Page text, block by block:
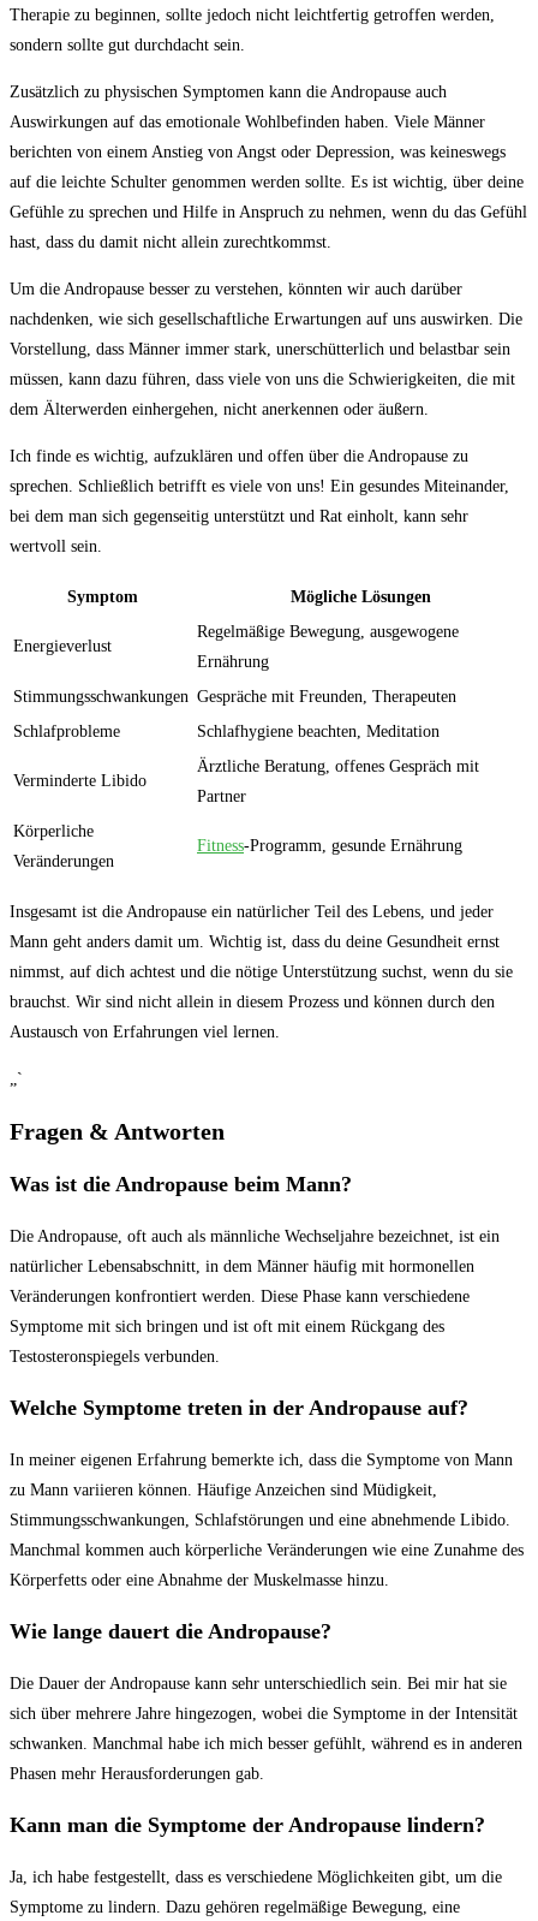
Therapie zu beginnen, sollte ⁣jedoch⁣ nicht leichtfertig getroffen werden,
sondern sollte gut durchdacht ‍sein.
Zusätzlich zu physischen Symptomen kann die Andropause auch
Auswirkungen auf das emotionale Wohlbefinden ⁤haben. Viele Männer
berichten von einem Anstieg‌ von⁤ Angst oder Depression, was keineswegs
auf die leichte⁤ Schulter genommen ​werden sollte. Es ist wichtig, über deine
Gefühle zu sprechen ⁤und Hilfe in ​Anspruch zu nehmen, wenn du das Gefühl
hast, dass du ​damit nicht allein zurechtkommst.
Um die Andropause besser⁤ zu verstehen, könnten wir auch darüber
nachdenken,⁤ wie sich⁣ gesellschaftliche Erwartungen auf uns auswirken. Die
Vorstellung, dass Männer⁢ immer stark, unerschütterlich ⁢und belastbar sein
müssen, kann dazu ‌führen, dass viele von uns die ⁣Schwierigkeiten, die mit
dem Älterwerden einhergehen, nicht⁣ anerkennen oder äußern.
Ich‌ finde es wichtig, aufzuklären und offen über die Andropause zu
sprechen. Schließlich betrifft es viele von uns! Ein gesundes⁤ Miteinander,
bei dem man ‍sich gegenseitig ⁤unterstützt und Rat einholt, kann sehr
wertvoll sein.
Symptom Mögliche Lösungen
Energieverlust
Regelmäßige Bewegung, ⁢ausgewogene
Ernährung
Stimmungsschwankungen Gespräche mit Freunden, Therapeuten
Schlafprobleme
Schlafhygiene beachten, ‌Meditation
Verminderte Libido
Ärztliche ⁣Beratung,⁤ offenes Gespräch mit
Partner
Körperliche
Veränderungen
Fitness-Programm, gesunde Ernährung
Insgesamt ist die Andropause ‌ein natürlicher Teil ⁤des Lebens, und⁤ jeder
Mann geht anders damit um. ‍Wichtig ist,‍ dass du deine Gesundheit⁣ ernst
nimmst, auf dich achtest und die nötige⁢ Unterstützung ‌suchst, wenn du sie
brauchst. Wir sind nicht allein in ⁤diesem Prozess​ und können durch den
Austausch von Erfahrungen viel ⁢lernen.
„`‌
Fragen &⁣ Antworten
Was ist ​die​ Andropause beim Mann?
Die Andropause, oft auch als männliche Wechseljahre bezeichnet, ist ein
natürlicher Lebensabschnitt, in dem Männer⁢ häufig mit hormonellen
Veränderungen konfrontiert werden. Diese Phase kann verschiedene
Symptome mit ⁢sich bringen und ist oft​ mit einem Rückgang des
⁤Testosteronspiegels verbunden.
Welche Symptome treten in ‍der Andropause auf?
In meiner eigenen Erfahrung bemerkte ich, dass die Symptome von Mann⁢
zu Mann​ variieren können. Häufige Anzeichen ⁣sind ⁢Müdigkeit,
Stimmungsschwankungen, Schlafstörungen und eine abnehmende Libido.
Manchmal ‌kommen auch körperliche Veränderungen ​wie eine Zunahme des
Körperfetts oder eine​ Abnahme der Muskelmasse hinzu.
Wie lange dauert die Andropause?
Die Dauer der Andropause kann sehr‍ unterschiedlich sein. Bei mir hat sie
sich über mehrere Jahre⁤ hingezogen, wobei die Symptome ​in der Intensität
schwanken.​ Manchmal habe ich mich ⁣besser gefühlt, ‌während es in anderen
Phasen mehr Herausforderungen ​gab.
Kann man die Symptome der ‌Andropause lindern?
Ja, ich habe festgestellt, ⁢dass es verschiedene‍ Möglichkeiten ⁤gibt, um die
Symptome zu‌ lindern. ​Dazu‍ gehören regelmäßige Bewegung, eine